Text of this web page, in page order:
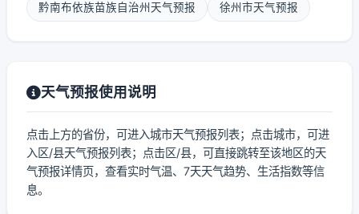
黔南布依族苗族自治州天气预报 徐州市天气预报
天气预报使用说明
点击上方的省份，可进入城市天气预报列表；点击城市，可进
入区/县天气预报列表；点击区/县，可直接跳转至该地区的天
气预报详情页，查看实时气温、7天天气趋势、生活指数等信
息。